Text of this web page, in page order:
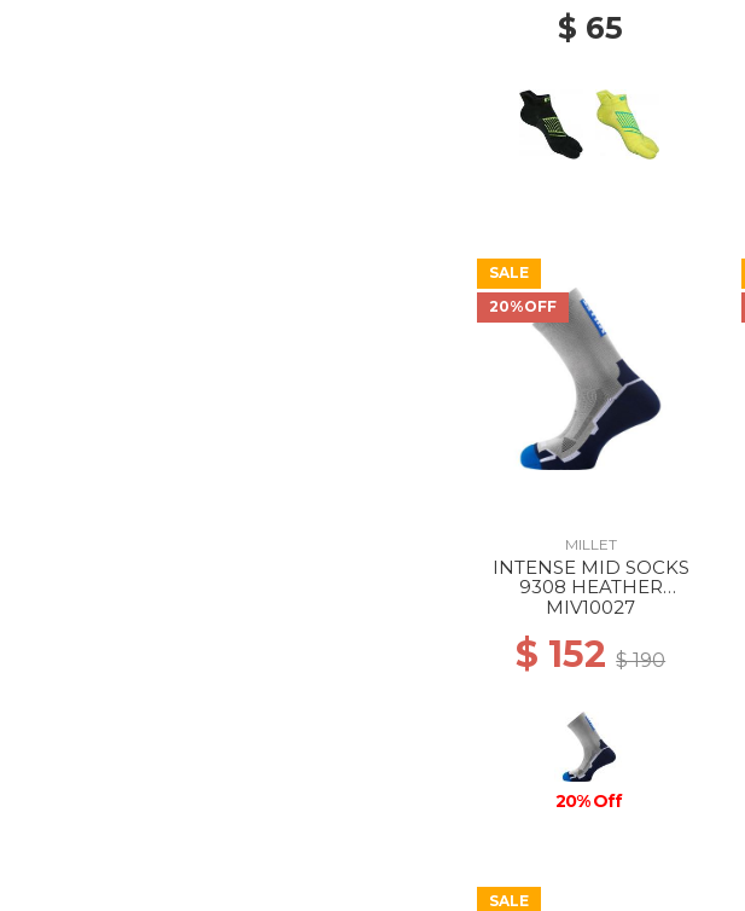
$ 65
SALE
20%OFF
MILLET
INTENSE MID SOCKS
9308 HEATHER
GREY/ICON BLUE
MIV10027
$ 152$ 190
20% Off
SALE